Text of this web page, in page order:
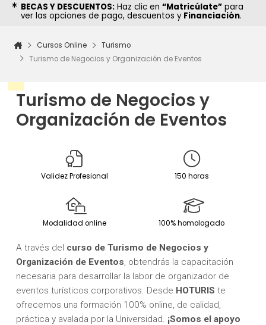
Turismo de Negocios y
Organización de Eventos
Validez Profesional 150 horas
Modalidad online 100% homologado
A través del curso de Turismo de Negocios y
Organización de Eventos , obtendrás la capacitación
necesaria para desarrollar la labor de organizador de
eventos turísticos corporativos. Desde HOTURIS te
ofrecemos una formación 100% online, de calidad,
práctica y avalada por la Universidad. ¡Somos el apoyo
BECAS Y DESCUENTOS: Haz clic en “Matricúlate” para
ver las opciones de pago, descuentos y Financiación.
Cursos Online
Turismo
Turismo de Negocios y Organización de Eventos